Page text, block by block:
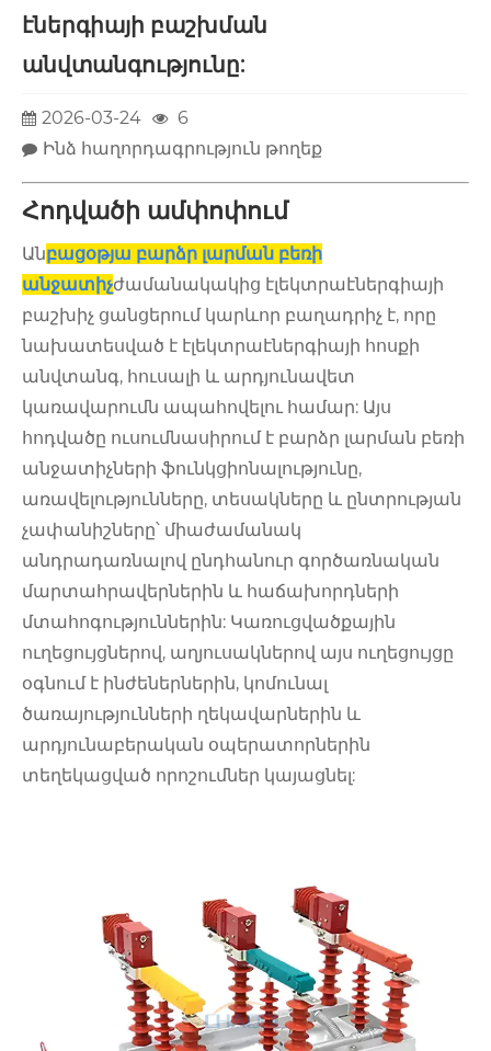
էներգիայի բաշխման
անվտանգությունը:
2026-03-24
6
Ինձ հաղորդագրություն թողեք
Հոդվածի ամփոփում
Անբացօթյա բարձր լարման բեռի
անջատիչժամանակակից էլեկտրաէներգիայի
բաշխիչ ցանցերում կարևոր բաղադրիչ է, որը
նախատեսված է էլեկտրաէներգիայի հոսքի
անվտանգ, հուսալի և արդյունավետ
կառավարումն ապահովելու համար: Այս
հոդվածը ուսումնասիրում է բարձր լարման բեռի
անջատիչների ֆունկցիոնալությունը,
առավելությունները, տեսակները և ընտրության
չափանիշները՝ միաժամանակ
անդրադառնալով ընդհանուր գործառնական
մարտահրավերներին և հաճախորդների
մտահոգություններին: Կառուցվածքային
ուղեցույցներով, աղյուսակներով այս ուղեցույցը
օգնում է ինժեներներին, կոմունալ
ծառայությունների ղեկավարներին և
արդյունաբերական օպերատորներին
տեղեկացված որոշումներ կայացնել: